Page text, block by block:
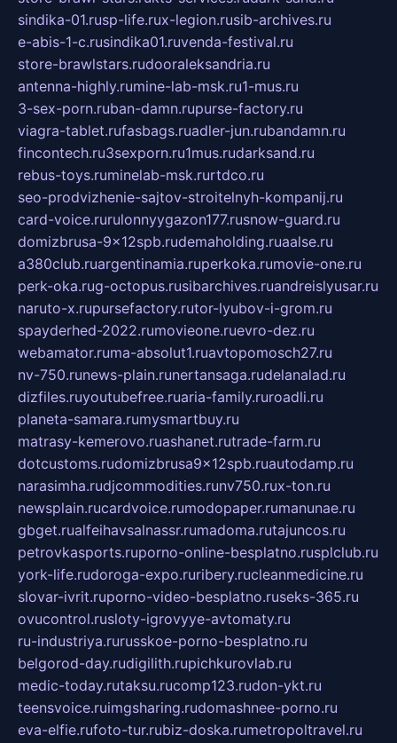
sindika-01.rusp-life.rux-legion.rusib-archives.ru
e-abis-1-c.rusindika01.ruvenda-festival.ru
store-brawlstars.rudooraleksandria.ru
antenna-highly.rumine-lab-msk.ru1-mus.ru
3-sex-porn.ruban-damn.rupurse-factory.ru
viagra-tablet.rufasbags.ruadler-jun.rubandamn.ru
fincontech.ru3sexporn.ru1mus.rudarksand.ru
rebus-toys.ruminelab-msk.rurtdco.ru
seo-prodvizhenie-sajtov-stroitelnyh-kompanij.ru
card-voice.rurulonnyygazon177.rusnow-guard.ru
domizbrusa-9x12spb.rudemaholding.ruaalse.ru
a380club.ruargentinamia.ruperkoka.rumovie-one.ru
perk-oka.rug-octopus.rusibarchives.ruandreislyusar.ru
naruto-x.rupursefactory.rutor-lyubov-i-grom.ru
spayderhed-2022.rumovieone.ruevro-dez.ru
webamator.ruma-absolut1.ruavtopomosch27.ru
nv-750.runews-plain.runertansaga.rudelanalad.ru
dizfiles.ruyoutubefree.ruaria-family.ruroadli.ru
planeta-samara.rumysmartbuy.ru
matrasy-kemerovo.ruashanet.rutrade-farm.ru
dotcustoms.rudomizbrusa9x12spb.ruautodamp.ru
narasimha.rudjcommodities.runv750.rux-ton.ru
newsplain.rucardvoice.rumodopaper.rumanunae.ru
gbget.rualfeihavsalnassr.rumadoma.rutajuncos.ru
petrovkasports.ruporno-online-besplatno.rusplclub.ru
york-life.rudoroga-expo.ruribery.rucleanmedicine.ru
slovar-ivrit.ruporno-video-besplatno.ruseks-365.ru
ovucontrol.rusloty-igrovyye-avtomaty.ru
ru-industriya.rurusskoe-porno-besplatno.ru
belgorod-day.rudigilith.rupichkurovlab.ru
medic-today.rutaksu.rucomp123.rudon-ykt.ru
teensvoice.ruimgsharing.rudomashnee-porno.ru
eva-elfie.rufoto-tur.rubiz-doska.rumetropoltravel.ru